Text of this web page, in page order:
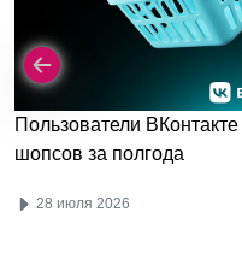
Пользователи
шопсов за полгода
28 июля 2026